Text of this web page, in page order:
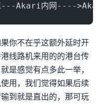
Akari内网----
如果你不在乎这额外延时开
路机来用的(Akari的港台传
是感觉有点多此一举，
用，我们觉得如果后续
就是直出的)，那可玩